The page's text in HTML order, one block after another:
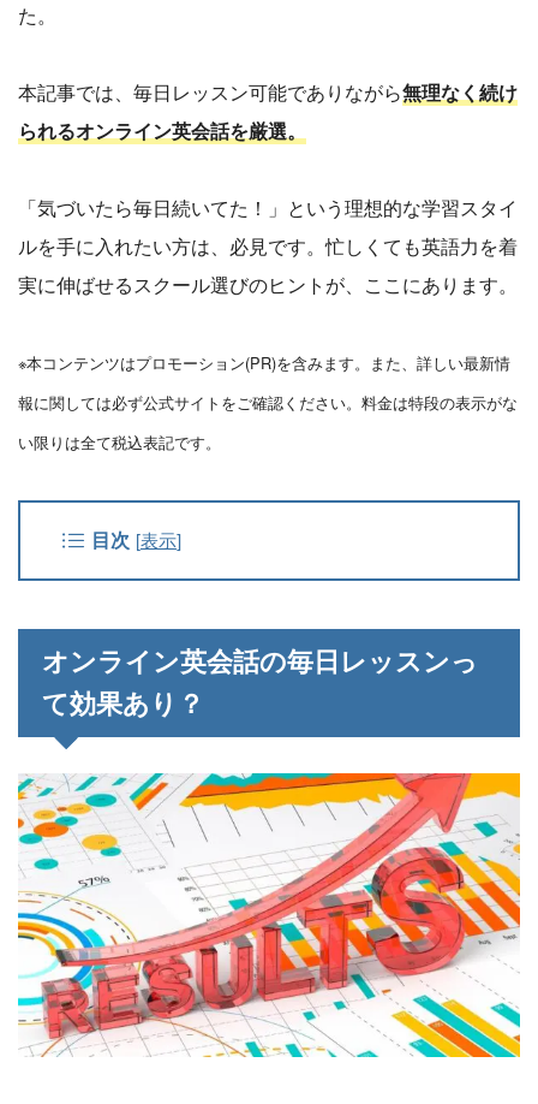
た。
本記事では、毎日レッスン可能でありながら無理なく続け
られるオンライン英会話を厳選。
「気づいたら毎日続いてた！」という理想的な学習スタイ
ルを手に入れたい方は、必見です。忙しくても英語力を着
実に伸ばせるスクール選びのヒントが、ここにあります。
※本コンテンツはプロモーション(PR)を含みます。また、詳しい最新情
報に関しては必ず公式サイトをご確認ください。料金は特段の表示がな
い限りは全て税込表記です。
目次 [表示]
オンライン英会話の毎日レッスンっ
て効果あり？